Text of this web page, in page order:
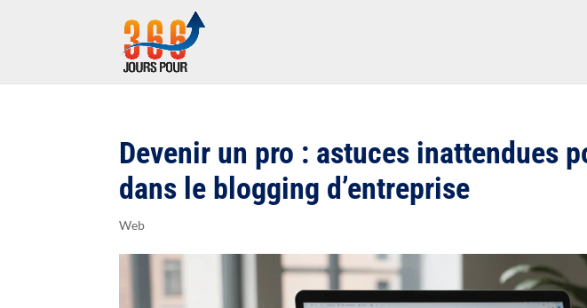
Devenir un pro : astuces inattendues
dans le blogging d’entreprise
Web